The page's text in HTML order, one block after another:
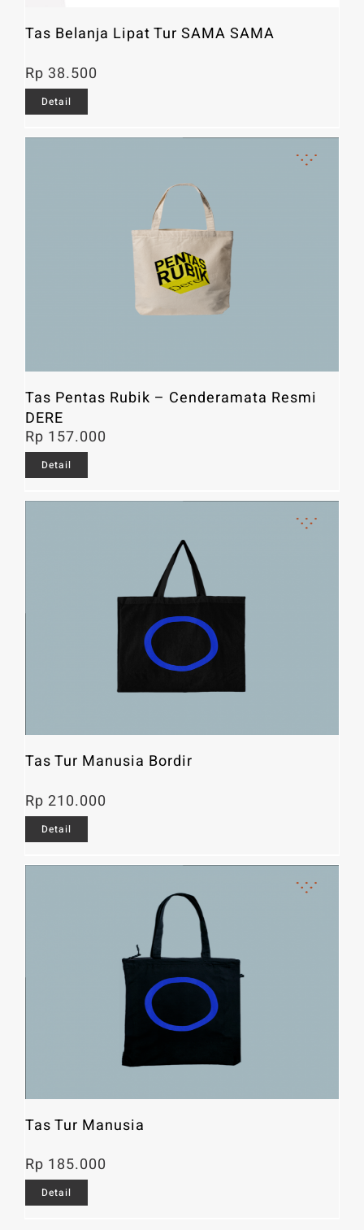
Tas Belanja Lipat Tur SAMA SAMA
Rp 38.500
Detail
Tas Pentas Rubik – Cenderamata Resmi
DERE
Rp 157.000
Detail
Tas Tur Manusia Bordir
Rp 210.000
Detail
Tas Tur Manusia
Rp 185.000
Detail